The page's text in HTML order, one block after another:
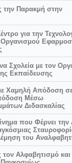
την Παρακμή στην
για την
Οργανισμού
Σχολεία με τον
Εκπαίδευσης
Χαμηλή Απόδοση
Μέσω
Διδασκαλίας
που Φέρνει την
του
Αλφαβητισμό και